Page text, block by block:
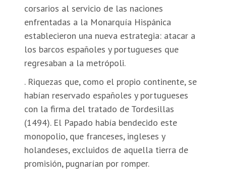
corsarios al servicio de las naciones
enfrentadas a la Monarquía Hispánica
establecieron una nueva estrategia: atacar a
los barcos españoles y portugueses que
regresaban a la metrópoli.
. Riquezas que, como el propio continente, se
habían reservado españoles y portugueses
con la firma del tratado de Tordesillas
(1494). El Papado había bendecido este
monopolio, que franceses, ingleses y
holandeses, excluidos de aquella tierra de
promisión, pugnarían por romper.